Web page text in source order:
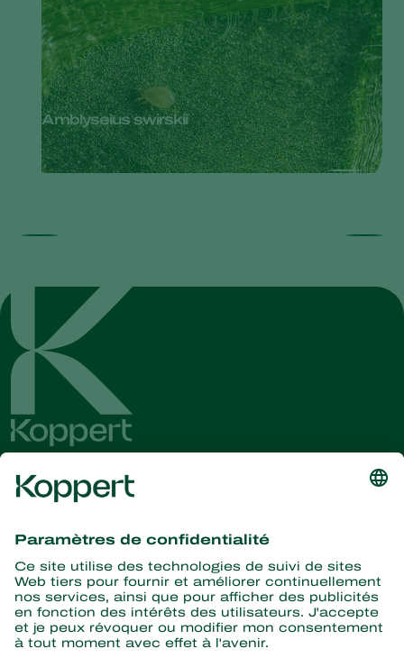
Amblyseius swirskii
nouvelles et informations
S’abonner ici
La nature pour partenaire